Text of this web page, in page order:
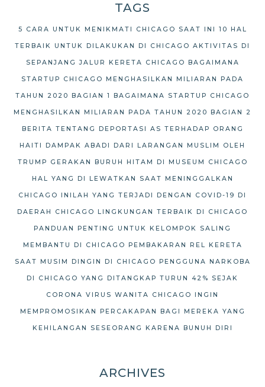
TAGS
5 CARA UNTUK MENIKMATI CHICAGO SAAT INI 10 HAL
TERBAIK UNTUK DILAKUKAN DI CHICAGO AKTIVITAS DI
SEPANJANG JALUR KERETA CHICAGO BAGAIMANA
STARTUP CHICAGO MENGHASILKAN MILIARAN PADA
TAHUN 2020 BAGIAN 1 BAGAIMANA STARTUP CHICAGO
MENGHASILKAN MILIARAN PADA TAHUN 2020 BAGIAN 2
BERITA TENTANG DEPORTASI AS TERHADAP ORANG
HAITI DAMPAK ABADI DARI LARANGAN MUSLIM OLEH
TRUMP GERAKAN BURUH HITAM DI MUSEUM CHICAGO
HAL YANG DI LEWATKAN SAAT MENINGGALKAN
CHICAGO INILAH YANG TERJADI DENGAN COVID-19 DI
DAERAH CHICAGO LINGKUNGAN TERBAIK DI CHICAGO
PANDUAN PENTING UNTUK KELOMPOK SALING
MEMBANTU DI CHICAGO PEMBAKARAN REL KERETA
SAAT MUSIM DINGIN DI CHICAGO PENGGUNA NARKOBA
DI CHICAGO YANG DITANGKAP TURUN 42% SEJAK
CORONA VIRUS WANITA CHICAGO INGIN
MEMPROMOSIKAN PERCAKAPAN BAGI MEREKA YANG
KEHILANGAN SESEORANG KARENA BUNUH DIRI
ARCHIVES